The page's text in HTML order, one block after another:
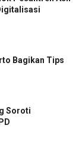
Bagikan Tips
Soroti